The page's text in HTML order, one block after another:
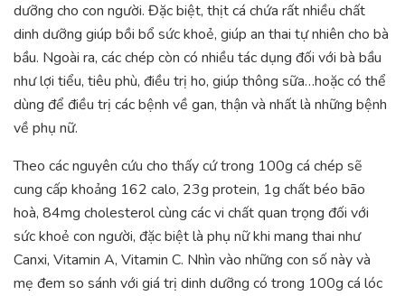
dưỡng cho con người. Đặc biệt, thịt cá chứa rất nhiều chất
dinh dưỡng giúp bồi bổ sức khoẻ, giúp an thai tự nhiên cho bà
bầu. Ngoài ra, các chép còn có nhiều tác dụng đối với bà bầu
như lợi tiểu, tiêu phù, điều trị ho, giúp thông sữa…hoặc có thể
dùng để điều trị các bệnh về gan, thận và nhất là những bệnh
về phụ nữ.
Theo các nguyên cứu cho thấy cứ trong 100g cá chép sẽ
cung cấp khoảng 162 calo, 23g protein, 1g chất béo bão
hoà, 84mg cholesterol cùng các vi chất quan trọng đối với
sức khoẻ con người, đặc biệt là phụ nữ khi mang thai như
Canxi, Vitamin A, Vitamin C. Nhìn vào những con số này và
mẹ đem so sánh với giá trị dinh dưỡng có trong 100g cá lóc